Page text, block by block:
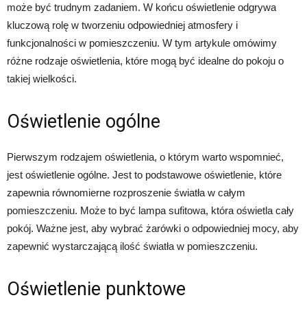
może być trudnym zadaniem. W końcu oświetlenie odgrywa
kluczową rolę w tworzeniu odpowiedniej atmosfery i
funkcjonalności w pomieszczeniu. W tym artykule omówimy
różne rodzaje oświetlenia, które mogą być idealne do pokoju o
takiej wielkości.
Oświetlenie ogólne
Pierwszym rodzajem oświetlenia, o którym warto wspomnieć,
jest oświetlenie ogólne. Jest to podstawowe oświetlenie, które
zapewnia równomierne rozproszenie światła w całym
pomieszczeniu. Może to być lampa sufitowa, która oświetla cały
pokój. Ważne jest, aby wybrać żarówki o odpowiedniej mocy, aby
zapewnić wystarczającą ilość światła w pomieszczeniu.
Oświetlenie punktowe